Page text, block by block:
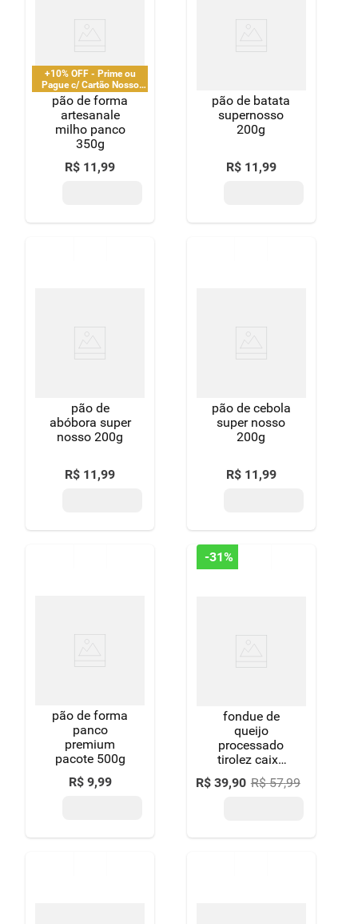
+10% OFF - Prime ou
Pague c/ Cartão Nosso
Pay
pão de forma
artesanale
milho panco
350g
R$ 11,99
pão de batata
supernosso
200g
R$ 11,99
pão de
abóbora super
nosso 200g
R$ 11,99
pão de cebola
super nosso
200g
R$ 11,99
pão de forma
panco
premium
pacote 500g
R$ 9,99
-31%
fondue de
queijo
processado
tirolez caixa
400g
R$ 39,90 R$ 57,99